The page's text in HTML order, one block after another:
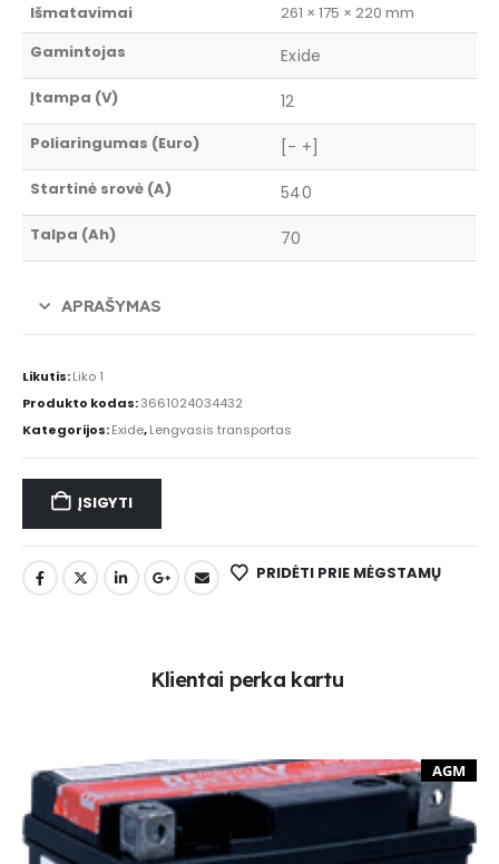
Išmatavimai
261 × 175 × 220 mm
Gamintojas
Exide
Įtampa (V) 12
Poliaringumas (Euro) [- +]
Startinė srovė (A) 540
Talpa (Ah) 70
APRAŠYMAS
Likutis:Liko 1
Produkto kodas:3661024034432
Kategorijos:Exide,Lengvasis transportas
ĮSIGYTI
PRIDĖTI PRIE MĖGSTAMŲ
Klientai perka kartu
AGM